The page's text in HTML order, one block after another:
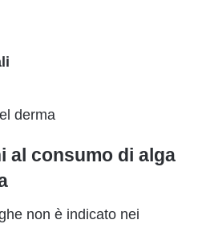
derma
al consumo di alga
non è indicato nei